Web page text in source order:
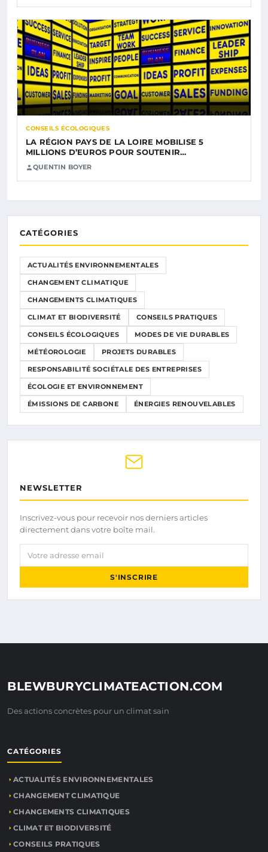
CONSEILS ÉCOLOGIQUES
LA RÉGION PAYS DE LA LOIRE MOBILISE 5
MILLIONS D’EUROS POUR SOUTENIR…
QUENTIN BOYER
CATÉGORIES
ACTUALITÉS ENVIRONNEMENTALES
CHANGEMENT CLIMATIQUE
CHANGEMENTS CLIMATIQUES
CLIMAT ET BIODIVERSITÉ CONSEILS PRATIQUES
CONSEILS ÉCOLOGIQUES MODES DE VIE DURABLES
MÉTÉOROLOGIE PROJETS DURABLES
RESPONSABILITÉ SOCIÉTALE DES ENTREPRISES
ÉCOLOGIE ET ENVIRONNEMENT
ÉMISSIONS DE CARBONE ÉNERGIES RENOUVELABLES
NEWSLETTER
Inscrivez-vous pour recevoir nos derniers articles
directement dans votre boîte mail.
Votre adresse email
S'INSCRIRE
BLEWBURYCLIMATEACTION.COM
Des actions concrètes pour un climat sain
CATÉGORIES
ACTUALITÉS ENVIRONNEMENTALES
CHANGEMENT CLIMATIQUE
CHANGEMENTS CLIMATIQUES
CLIMAT ET BIODIVERSITÉ
CONSEILS PRATIQUES